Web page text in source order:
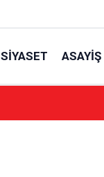
SIYASET ASAYIŞ